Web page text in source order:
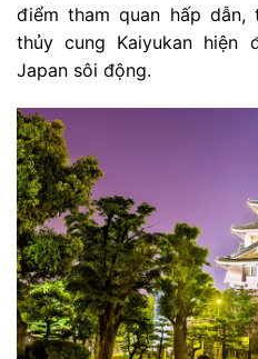
điểm tham quan hấp
thủy cung Kaiyukan hiện
Japan sôi động.